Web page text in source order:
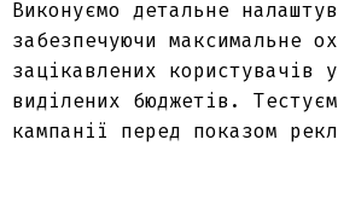
Виконуємо детальне
забезпечуючи максимальне
зацікавлених користувачів
виділених бюджетів.
кампанії перед показом